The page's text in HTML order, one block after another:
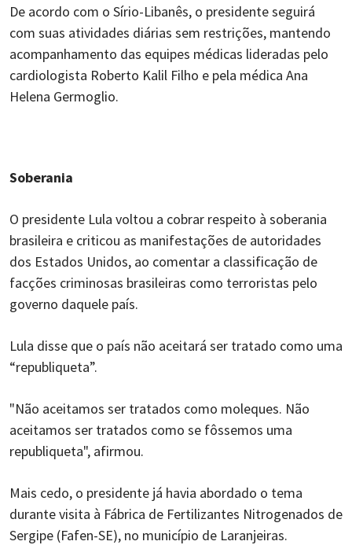
De acordo com o Sírio-Libanês, o presidente seguirá
com suas atividades diárias sem restrições, mantendo
acompanhamento das equipes médicas lideradas pelo
cardiologista Roberto Kalil Filho e pela médica Ana
Helena Germoglio.
Soberania
O presidente Lula voltou a cobrar respeito à soberania
brasileira e criticou as manifestações de autoridades
dos Estados Unidos, ao comentar a classificação de
facções criminosas brasileiras como terroristas pelo
governo daquele país.
Lula disse que o país não aceitará ser tratado como uma
“republiqueta”.
"Não aceitamos ser tratados como moleques. Não
aceitamos ser tratados como se fôssemos uma
republiqueta", afirmou.
Mais cedo, o presidente já havia abordado o tema
durante visita à Fábrica de Fertilizantes Nitrogenados de
Sergipe (Fafen-SE), no município de Laranjeiras.